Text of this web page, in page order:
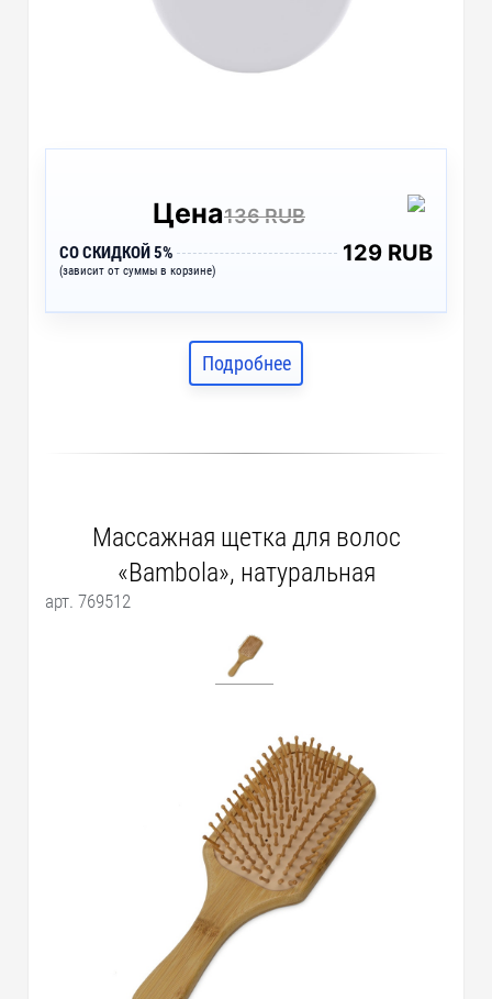
Цена136 RUB
СО СКИДКОЙ 5%
(зависит от суммы в корзине)
129 RUB
Подробнее
Массажная щетка для волос
«Bambola», натуральная
арт. 769512